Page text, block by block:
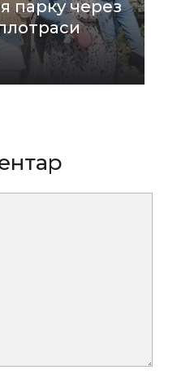
парку через